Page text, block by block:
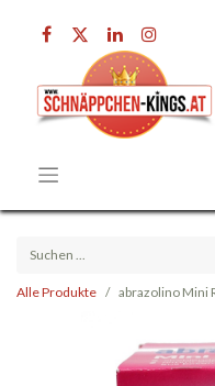
Alle Produkte abrazolino Mini